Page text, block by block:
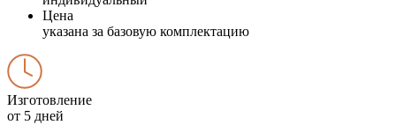
Цена
указана за базовую комплектацию
Изготовление
от 5 дней